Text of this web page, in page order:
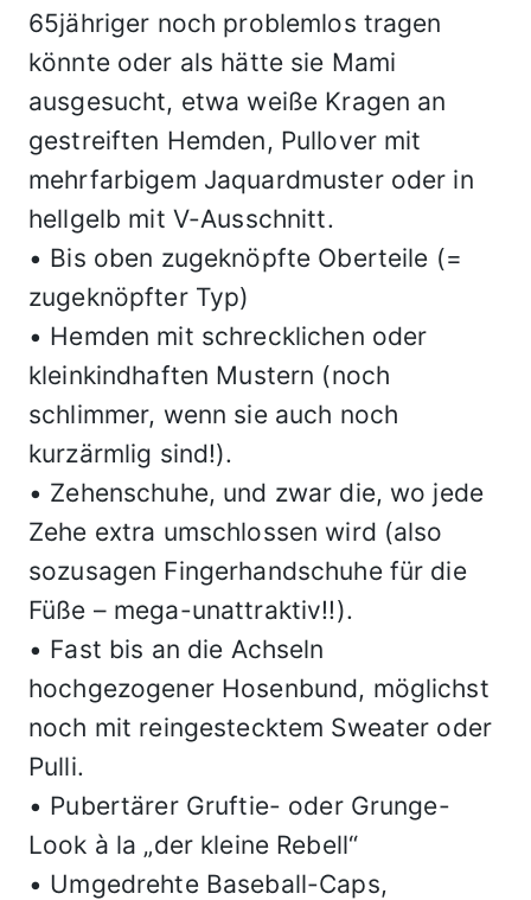
65jähriger noch problemlos tragen
könnte oder als hätte sie Mami
ausgesucht, etwa weiße Kragen an
gestreiften Hemden, Pullover mit
mehrfarbigem Jaquardmuster oder in
hellgelb mit V-Ausschnitt.
• Bis oben zugeknöpfte Oberteile (=
zugeknöpfter Typ)
• Hemden mit schrecklichen oder
kleinkindhaften Mustern (noch
schlimmer, wenn sie auch noch
kurzärmlig sind!).
• Zehenschuhe, und zwar die, wo jede
Zehe extra umschlossen wird (also
sozusagen Fingerhandschuhe für die
Füße – mega-unattraktiv!!).
• Fast bis an die Achseln
hochgezogener Hosenbund, möglichst
noch mit reingestecktem Sweater oder
Pulli.
• Pubertärer Gruftie- oder Grunge-
Look à la „der kleine Rebell“
• Umgedrehte Baseball-Caps,